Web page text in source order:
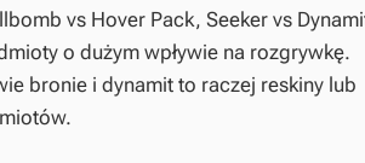
vs Hover Pack, Seeker vs
o dużym wpływie na rozgrywkę.
bronie i dynamit to raczej reskiny lub